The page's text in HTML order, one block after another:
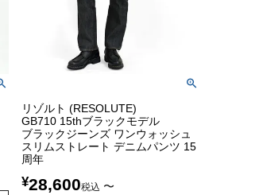
リゾルト (RESOLUTE)
GB710 15thブラックモデル
ブラックジーンズ ワンウォッシュ
スリムストレート デニムパンツ 15
周年
¥28,600税込 〜